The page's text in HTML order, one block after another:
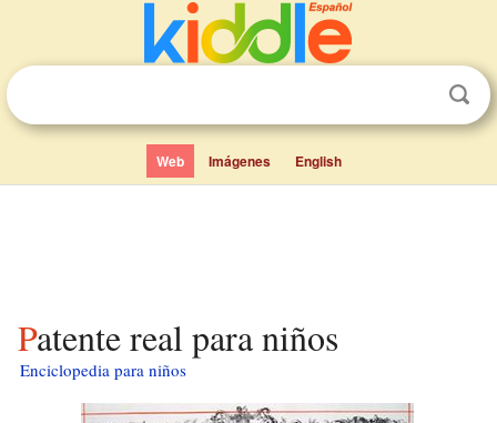
Web Imágenes English
Patente real para niños
Enciclopedia para niños